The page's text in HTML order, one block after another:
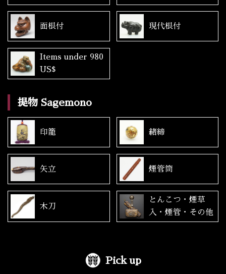
面根付 現代根付
Items under 980
US$
提物 Sagemono
印籠 緒締
矢立 煙管筒
木刀
とんこつ・煙草
入・煙管・その他
Pick up